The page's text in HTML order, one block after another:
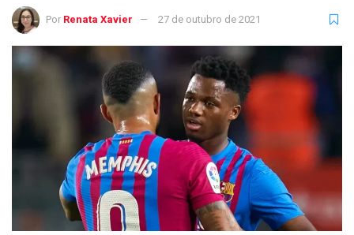
Por Renata Xavier 27 de outubro de 2021